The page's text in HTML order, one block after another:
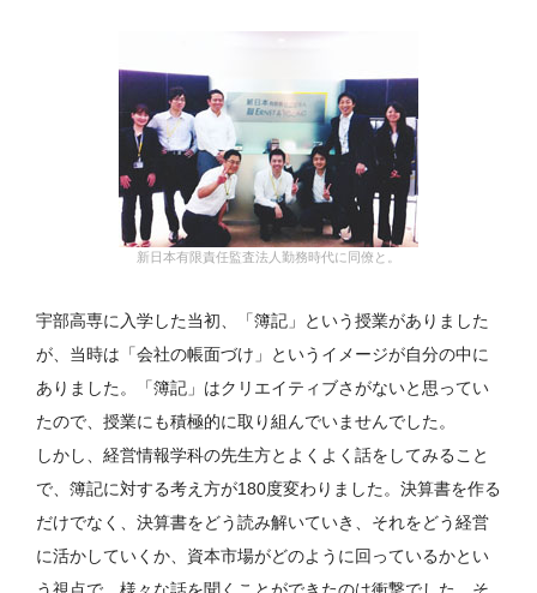
新日本有限責任監査法人勤務時代に同僚と。
宇部高専に入学した当初、「簿記」という授業がありました
が、当時は「会社の帳面づけ」というイメージが自分の中に
ありました。「簿記」はクリエイティブさがないと思ってい
たので、授業にも積極的に取り組んでいませんでした。
しかし、経営情報学科の先生方とよくよく話をしてみること
で、簿記に対する考え方が180度変わりました。決算書を作る
だけでなく、決算書をどう読み解いていき、それをどう経営
に活かしていくか、資本市場がどのように回っているかとい